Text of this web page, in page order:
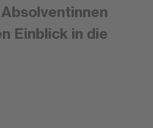
Einblick in die